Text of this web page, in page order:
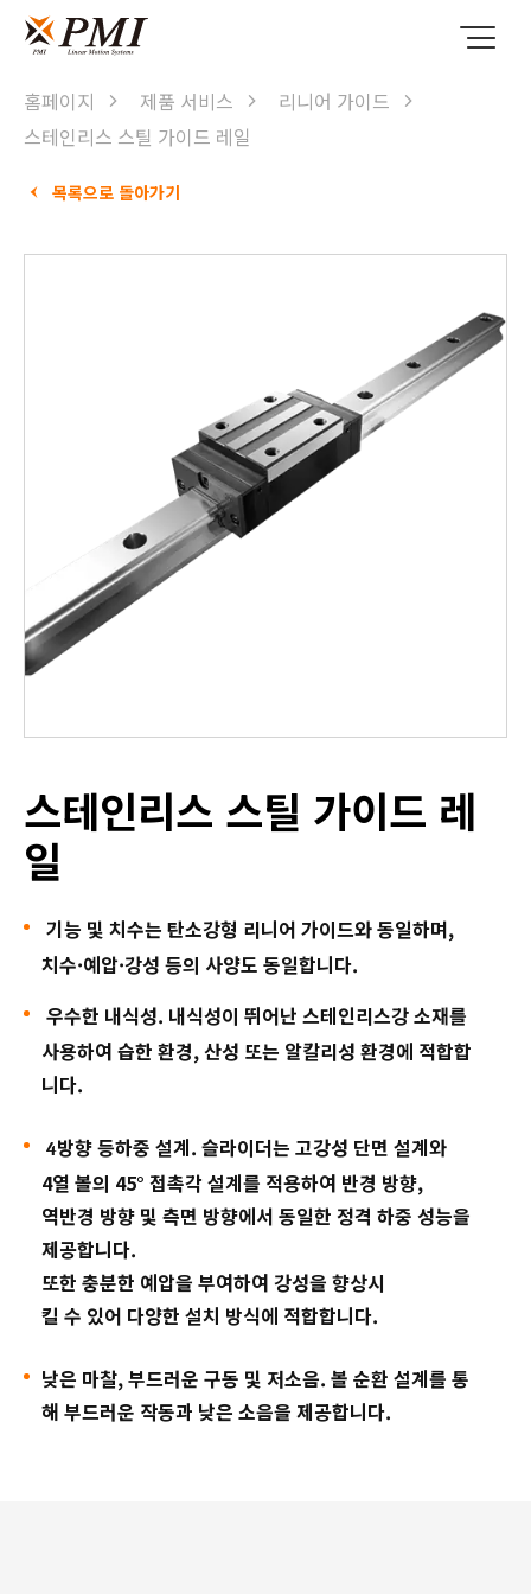
홈페이지 제품 서비스
리니어 가이드
스테인리스 스틸 가이드 레일
목록으로 돌아가기
스테인리스 스틸 가이드 레
일
기능 및 치수는 탄소강형 리니어 가이드와동일하며,
치수·예압·강성 등의 사양도 동일합니다.
우수한 내식성. 내식성이 뛰어난 스테인리스강소재를
사용하여 습한 환경,산성 또는 알칼리성 환경에 적합합
니다.
4방향등하중 설계. 슬라이더는 고강성 단면 설계와
4열 볼의 45° 접촉각 설계를 적용하여 반경 방향,
역반경 방향 및 측면 방향에서 동일한 정격 하중 성능을
제공합니다.
또한 충분한 예압을 부여하여 강성을 향상시
킬 수 있어 다양한 설치 방식에 적합합니다.
낮은 마찰,부드러운 구동 및 저소음. 볼 순환 설계를 통
해 부드러운 작동과 낮은 소음을 제공합니다.